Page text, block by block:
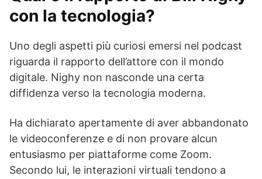
con la tecnologia?
Uno degli aspetti più curiosi emersi nel podcast
riguarda il rapporto dell’attore con il mondo
digitale. Nighy non nasconde una certa
diffidenza verso la tecnologia moderna.
Ha dichiarato apertamente di aver abbandonato
le videoconferenze e di non provare alcun
entusiasmo per piattaforme come Zoom.
Secondo lui, le interazioni virtuali tendono a